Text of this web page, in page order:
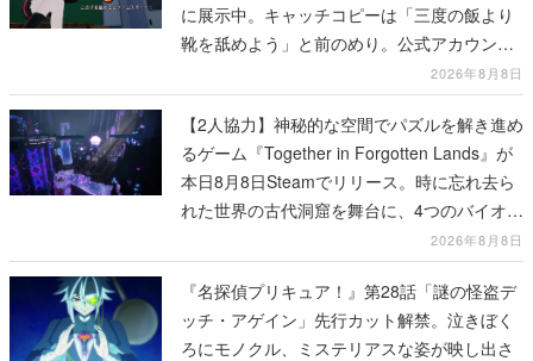
に展示中。キャッチコピーは「三度の飯より
靴を舐めよう」と前のめり。公式アカウント
も開設され、2026年リリースに向けて開発中
2026年8月8日
【2人協力】神秘的な空間でパズルを解き進め
るゲーム『Together in Forgotten Lands』が
本日8月8日Steamでリリース。時に忘れ去ら
れた世界の古代洞窟を舞台に、4つのバイオー
2026年8月8日
『名探偵プリキュア！』第28話「謎の怪盗デ
ッチ・アゲイン」先行カット解禁。泣きぼく
ろにモノクル、ミステリアスな姿が映し出さ